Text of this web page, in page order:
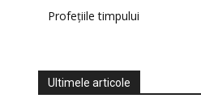
Profețiile timpului
Ultimele articole